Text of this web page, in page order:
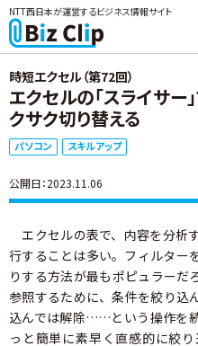
NTT西日本が運営するビジネス情報サイト
時短エクセル（第72回）
エクセルの「スライサ
クサク切り替える
パソコン スキルアップ
公開日：2023.11.06
エクセルの表で、内容を分析
行することは多い。フィルター
りする方法が最もポピュラーだ
参照するために、条件を絞り込
込んでは解除……という操作を
っと簡単に素早く直感的に絞